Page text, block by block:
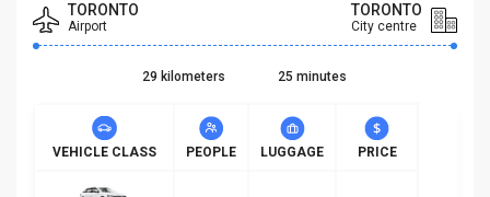
TORONTO
Airport
TORONTO
City centre
29 kilometers 25 minutes
VEHICLE CLASS PEOPLE LUGGAGE PRICE